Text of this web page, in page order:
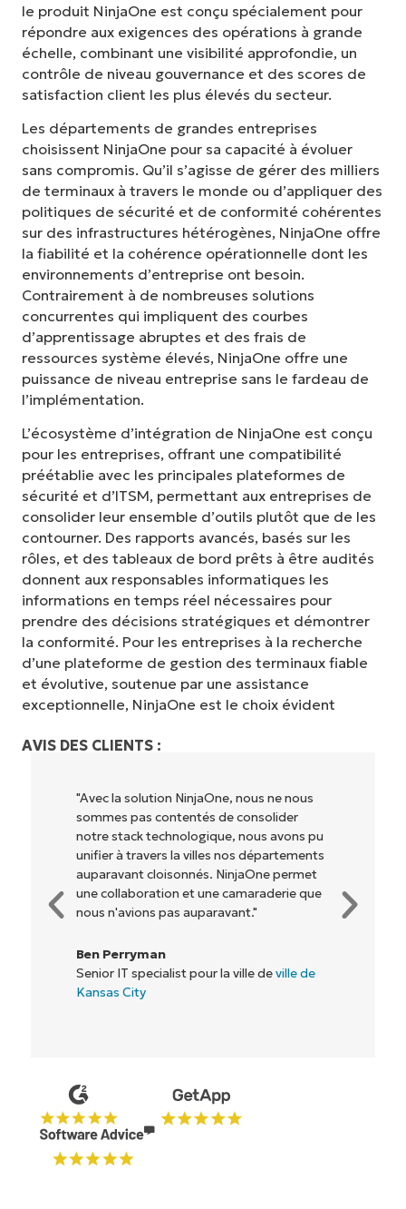
le produit NinjaOne est conçu spécialement pour
répondre aux exigences des opérations à grande
échelle, combinant une visibilité approfondie, un
contrôle de niveau gouvernance et des scores de
satisfaction client les plus élevés du secteur.
Les départements de grandes entreprises
choisissent NinjaOne pour sa capacité à évoluer
sans compromis. Qu’il s’agisse de gérer des milliers
de terminaux à travers le monde ou d’appliquer des
politiques de sécurité et de conformité cohérentes
sur des infrastructures hétérogènes, NinjaOne offre
la fiabilité et la cohérence opérationnelle dont les
environnements d’entreprise ont besoin.
Contrairement à de nombreuses solutions
concurrentes qui impliquent des courbes
d’apprentissage abruptes et des frais de
ressources système élevés, NinjaOne offre une
puissance de niveau entreprise sans le fardeau de
l’implémentation.
L’écosystème d’intégration de NinjaOne est conçu
pour les entreprises, offrant une compatibilité
préétablie avec les principales plateformes de
sécurité et d’ITSM, permettant aux entreprises de
consolider leur ensemble d’outils plutôt que de les
contourner. Des rapports avancés, basés sur les
rôles, et des tableaux de bord prêts à être audités
donnent aux responsables informatiques les
informations en temps réel nécessaires pour
prendre des décisions stratégiques et démontrer
la conformité. Pour les entreprises à la recherche
d’une plateforme de gestion des terminaux fiable
et évolutive, soutenue par une assistance
exceptionnelle, NinjaOne est le choix évident
AVIS DES CLIENTS :
"NinjaOne permet à notre entreprise (ainsi
qu'aux propriétaires et opérateurs avec
lesquels nous travaillons) d'être plus
rentables. Tout le monde y gagne."
Rory McCune
Directeur informatique chezFlash
Commencez votre essai de 14 jours
Pas de carte de crédit requise, accès complet à
toutes les fonctionnalités.
Prénom